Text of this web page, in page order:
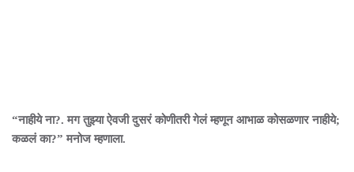
“नाहीये ना?. मग तुझ्या ऐवजी दुसरं कोणीतरी गेलं म्हणून आभाळ कोसळणार नाहीये;
कळलं का?” मनोज म्हणाला.